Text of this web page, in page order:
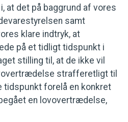
at det på baggrund af vores
samt
klare indtryk, at
på et tidligt tidspunkt i
stilling til, at de ikke vil
strafferetligt til
tidspunkt forelå en konkret
en lovovertrædelse,